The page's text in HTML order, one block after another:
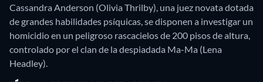
Cassandra Anderson (Olivia Thrilby), una juez novata dotada
de grandes habilidades psíquicas, se disponen a investigar un
homicidio en un peligroso rascacielos de 200 pisos de altura,
controlado por el clan de la despiadada Ma-Ma (Lena
Headley).